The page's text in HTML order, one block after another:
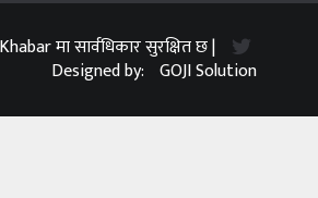
मा सार्वधिकार सुरक्षित छ |
Designed by: GOJI Solution